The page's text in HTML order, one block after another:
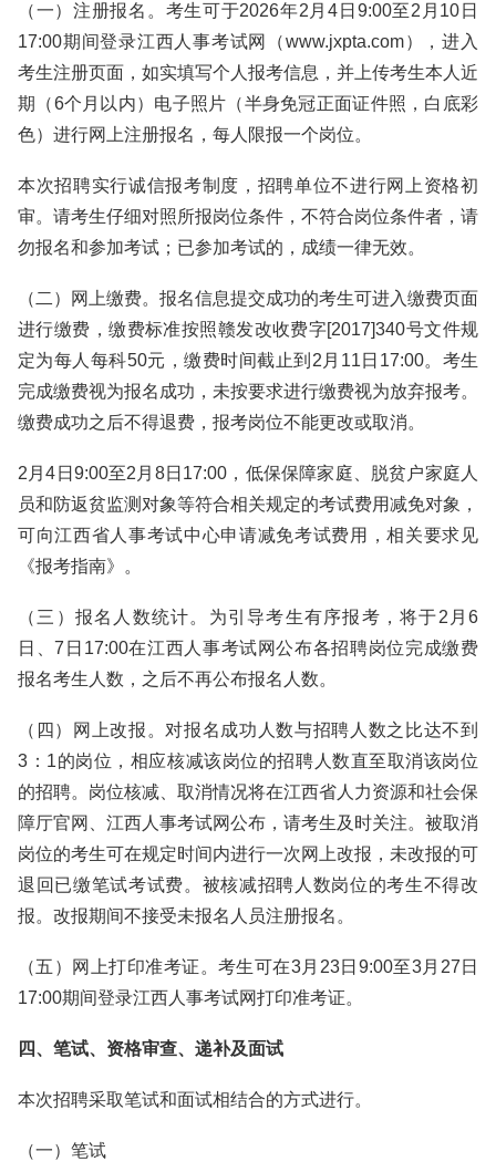
（一）注册报名。考生可于2026年2月4日9:00至2月10日
17:00期间登录江西人事考试网（www.jxpta.com），进入
考生注册页面，如实填写个人报考信息，并上传考生本人近
期（6个月以内）电子照片（半身免冠正面证件照，白底彩
色）进行网上注册报名，每人限报一个岗位。
本次招聘实行诚信报考制度，招聘单位不进行网上资格初
审。请考生仔细对照所报岗位条件，不符合岗位条件者，请
勿报名和参加考试；已参加考试的，成绩一律无效。
（二）网上缴费。报名信息提交成功的考生可进入缴费页面
进行缴费，缴费标准按照赣发改收费字[2017]340号文件规
定为每人每科50元，缴费时间截止到2月11日17:00。考生
完成缴费视为报名成功，未按要求进行缴费视为放弃报考。
缴费成功之后不得退费，报考岗位不能更改或取消。
2月4日9:00至2月8日17:00，低保保障家庭、脱贫户家庭人
员和防返贫监测对象等符合相关规定的考试费用减免对象，
可向江西省人事考试中心申请减免考试费用，相关要求见
《报考指南》。
（三）报名人数统计。为引导考生有序报考，将于2月6
日、7日17:00在江西人事考试网公布各招聘岗位完成缴费
报名考生人数，之后不再公布报名人数。
（四）网上改报。对报名成功人数与招聘人数之比达不到
3：1的岗位，相应核减该岗位的招聘人数直至取消该岗位
的招聘。岗位核减、取消情况将在江西省人力资源和社会保
障厅官网、江西人事考试网公布，请考生及时关注。被取消
岗位的考生可在规定时间内进行一次网上改报，未改报的可
退回已缴笔试考试费。被核减招聘人数岗位的考生不得改
报。改报期间不接受未报名人员注册报名。
（五）网上打印准考证。考生可在3月23日9:00至3月27日
17:00期间登录江西人事考试网打印准考证。
四、笔试、资格审查、递补及面试
本次招聘采取笔试和面试相结合的方式进行。
（一）笔试